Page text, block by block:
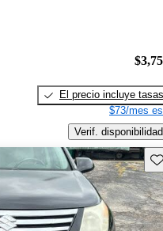
El precio incluye tasas
$73/mes
Verif. disponibilidad